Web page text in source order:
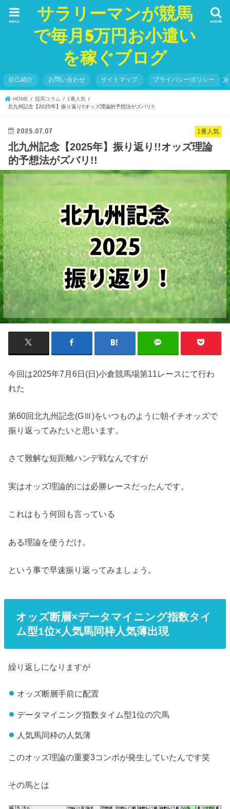
サラリーマンが競馬
で毎月5万円お小遣い
を稼ぐブログ
search
menu
自己紹介 お問い合わせ サイトマップ プライバシーポリシー
HOME 競馬コラム
1番人気
北九州記念【2025年】振り返り!!オッズ理論的予想法がズバリ!!
1番人気
2025.07.07
北九州記念【2025年】振り返り!!オッズ理論
的予想法がズバリ!!
今回は2025年7月6日(日)小倉競馬場第11レースにて行わ
れた
第60回北九州記念(GⅢ)をいつものように朝イチオッズで
振り返ってみたいと思います。
さて難解な短距離ハンデ戦なんですが
実はオッズ理論的には必勝レースだったんです。
これはもう何回も言っている
ある理論を使うだけ。
という事で早速振り返ってみましょう。
オッズ断層×データマイニング指数タイ
ム型1位×人気馬同枠人気薄出現
繰り返しになりますが
オッズ断層手前に配置
データマイニング指数タイム型1位の穴馬
人気馬同枠の人気薄
このオッズ理論の重要3コンボが発生していたんです笑
その馬とは